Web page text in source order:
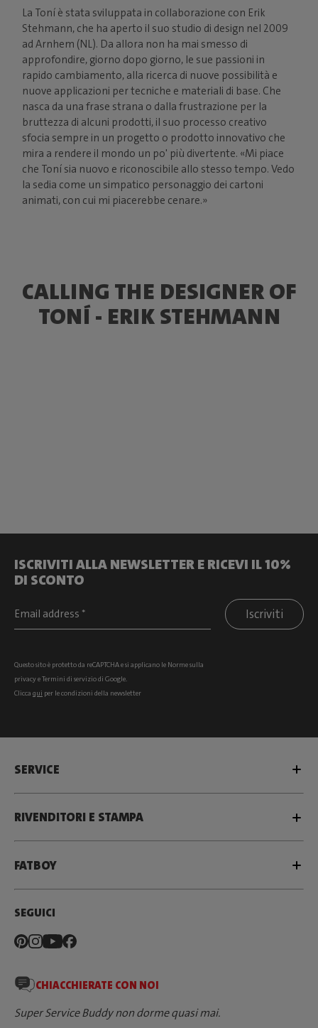
La Toní è stata sviluppata in collaborazione con Erik
Stehmann, che ha aperto il suo studio di design nel 2009
ad Arnhem (NL). Da allora non ha mai smesso di
approfondire, giorno dopo giorno, le sue passioni in
rapido cambiamento, alla ricerca di nuove possibilità e
nuove applicazioni per tecniche e materiali di base. Che
nasca da una frase strana o dalla frustrazione per la
bruttezza di alcuni prodotti, il suo processo creativo
sfocia sempre in un progetto o prodotto innovativo che
mira a rendere il mondo un po' più divertente. «Mi piace
che Toní sia nuovo e riconoscibile allo stesso tempo. Vedo
la sedia come un simpatico personaggio dei cartoni
animati, con cui mi piacerebbe cenare.»
CALLING THE DESIGNER OF
TONÍ - ERIK STEHMANN
ISCRIVITI ALLA NEWSLETTER E RICEVI IL 10%
DI SCONTO
Iscriviti
Questo sito è protetto da reCAPTCHA e si applicano le Norme sulla
privacyeTermini di serviziodi Google.
Clicca qui per le condizioni della newsletter
SERVICE
RIVENDITORI E STAMPA
FATBOY
SEGUICI
CHIACCHIERATE CON NOI
Super Service Buddy non dorme quasi mai.